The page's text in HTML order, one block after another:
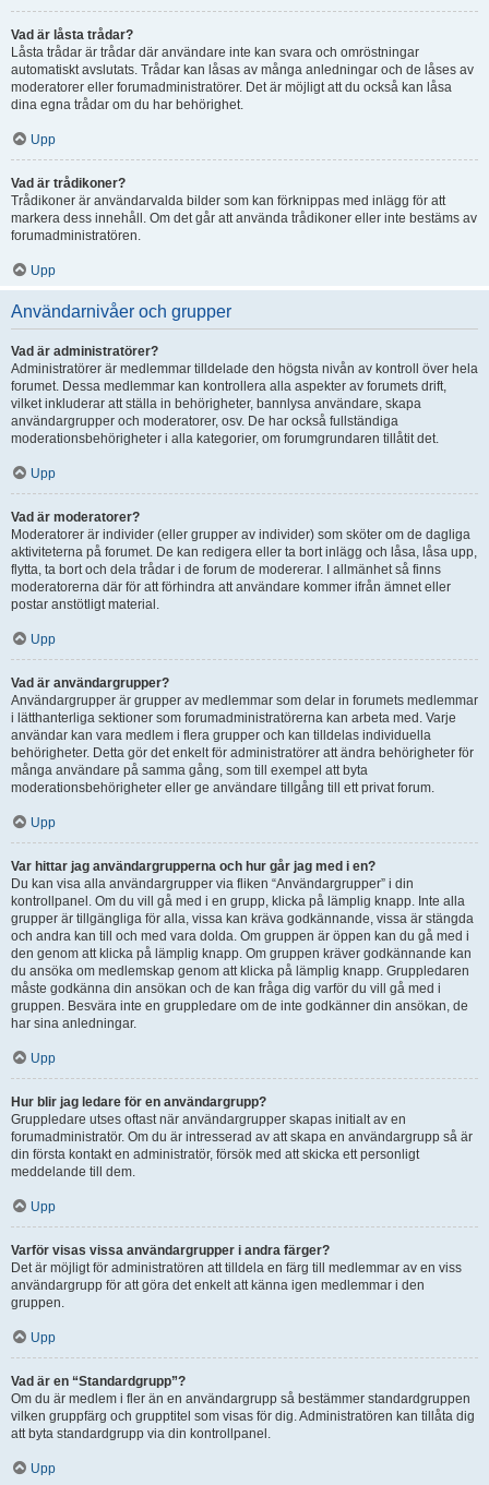
Vad är låsta trådar?
Låsta trådar är trådar där användare inte kan svara och omröstningar
automatiskt avslutats. Trådar kan låsas av många anledningar och de låses av
moderatorer eller forumadministratörer. Det är möjligt att du också kan låsa
dina egna trådar om du har behörighet.
Upp
Vad är trådikoner?
Trådikoner är användarvalda bilder som kan förknippas med inlägg för att
markera dess innehåll. Om det går att använda trådikoner eller inte bestäms av
forumadministratören.
Upp
Användarnivåer och grupper
Vad är administratörer?
Administratörer är medlemmar tilldelade den högsta nivån av kontroll över hela
forumet. Dessa medlemmar kan kontrollera alla aspekter av forumets drift,
vilket inkluderar att ställa in behörigheter, bannlysa användare, skapa
användargrupper och moderatorer, osv. De har också fullständiga
moderationsbehörigheter i alla kategorier, om forumgrundaren tillåtit det.
Upp
Vad är moderatorer?
Moderatorer är individer (eller grupper av individer) som sköter om de dagliga
aktiviteterna på forumet. De kan redigera eller ta bort inlägg och låsa, låsa upp,
flytta, ta bort och dela trådar i de forum de modererar. I allmänhet så finns
moderatorerna där för att förhindra att användare kommer ifrån ämnet eller
postar anstötligt material.
Upp
Vad är användargrupper?
Användargrupper är grupper av medlemmar som delar in forumets medlemmar
i lätthanterliga sektioner som forumadministratörerna kan arbeta med. Varje
användar kan vara medlem i flera grupper och kan tilldelas individuella
behörigheter. Detta gör det enkelt för administratörer att ändra behörigheter för
många användare på samma gång, som till exempel att byta
moderationsbehörigheter eller ge användare tillgång till ett privat forum.
Upp
Var hittar jag användargrupperna och hur går jag med i en?
Du kan visa alla användargrupper via fliken “Användargrupper” i din
kontrollpanel. Om du vill gå med i en grupp, klicka på lämplig knapp. Inte alla
grupper är tillgängliga för alla, vissa kan kräva godkännande, vissa är stängda
och andra kan till och med vara dolda. Om gruppen är öppen kan du gå med i
den genom att klicka på lämplig knapp. Om gruppen kräver godkännande kan
du ansöka om medlemskap genom att klicka på lämplig knapp. Gruppledaren
måste godkänna din ansökan och de kan fråga dig varför du vill gå med i
gruppen. Besvära inte en gruppledare om de inte godkänner din ansökan, de
har sina anledningar.
Upp
Hur blir jag ledare för en användargrupp?
Gruppledare utses oftast när användargrupper skapas initialt av en
forumadministratör. Om du är intresserad av att skapa en användargrupp så är
din första kontakt en administratör, försök med att skicka ett personligt
meddelande till dem.
Upp
Varför visas vissa användargrupper i andra färger?
Det är möjligt för administratören att tilldela en färg till medlemmar av en viss
användargrupp för att göra det enkelt att känna igen medlemmar i den
gruppen.
Upp
Vad är en “Standardgrupp”?
Om du är medlem i fler än en användargrupp så bestämmer standardgruppen
vilken gruppfärg och grupptitel som visas för dig. Administratören kan tillåta dig
att byta standardgrupp via din kontrollpanel.
Upp